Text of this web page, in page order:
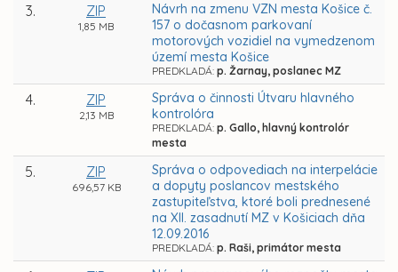
3. ZIP
1,85 MB
Návrh na zmenu VZN mesta Košice č.
157 o dočasnom parkovaní
motorových vozidiel na vymedzenom
území mesta Košice
PREDKLADÁ: p. Žarnay, poslanec MZ
4. ZIP
2,13 MB
Správa o činnosti Útvaru hlavného
kontrolóra
PREDKLADÁ: p. Gallo, hlavný kontrolór
mesta
5. ZIP
696,57 KB
Správa o odpovediach na interpelácie
a dopyty poslancov mestského
zastupiteľstva, ktoré boli prednesené
na XII. zasadnutí MZ v Košiciach dňa
12.09.2016
PREDKLADÁ: p. Raši, primátor mesta